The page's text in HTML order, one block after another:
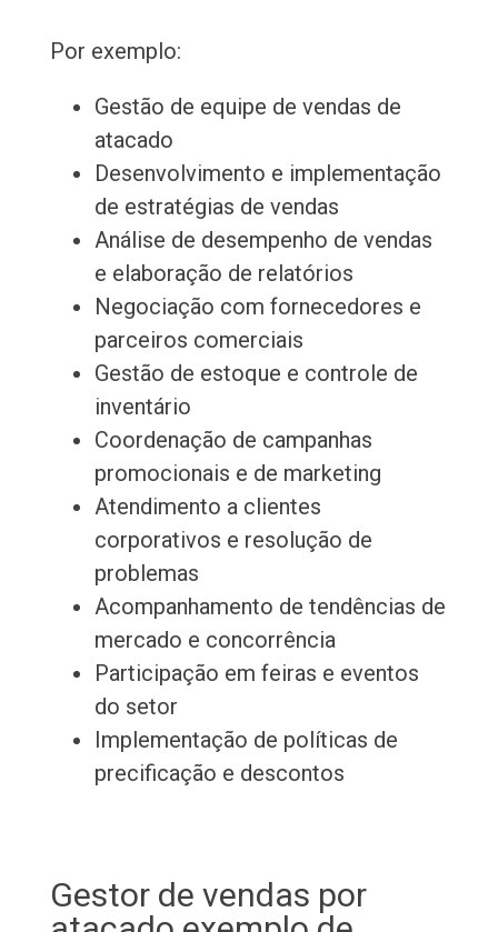
Por exemplo:
Gestão de equipe de vendas de
atacado
Desenvolvimento e implementação
de estratégias de vendas
Análise de desempenho de vendas
e elaboração de relatórios
Negociação com fornecedores e
parceiros comerciais
Gestão de estoque e controle de
inventário
Coordenação de campanhas
promocionais e de marketing
Atendimento a clientes
corporativos e resolução de
problemas
Acompanhamento de tendências de
mercado e concorrência
Participação em feiras e eventos
do setor
Implementação de políticas de
precificação e descontos
Gestor de vendas por